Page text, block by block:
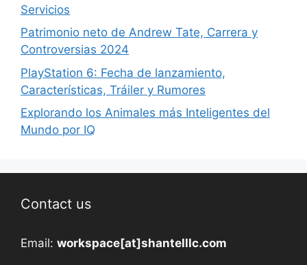
Servicios
Patrimonio neto de Andrew Tate, Carrera y
Controversias 2024
PlayStation 6: Fecha de lanzamiento,
Características, Tráiler y Rumores
Explorando los Animales más Inteligentes del
Mundo por IQ
Contact us
Email: workspace[at]shantelllc.com